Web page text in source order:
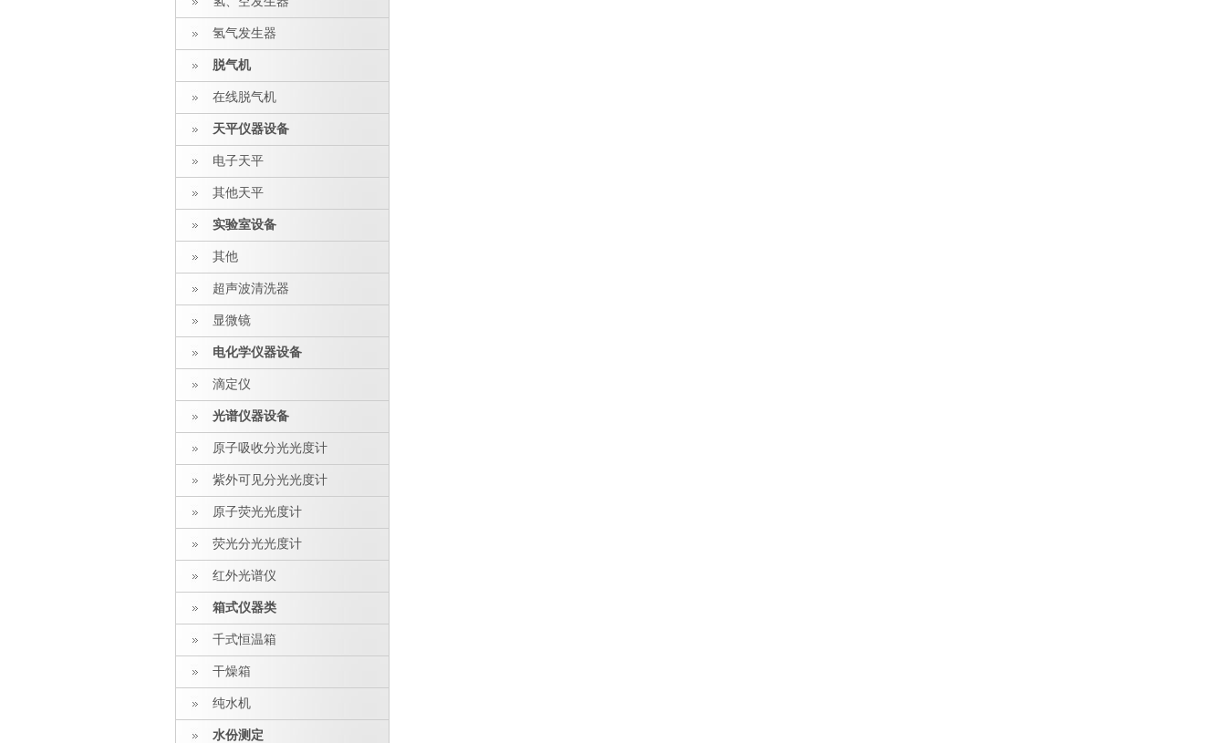
氢气发生器
脱气机
在线脱气机
天平仪器设备
电子天平
其他天平
实验室设备
其他
超声波清洗器
显微镜
电化学仪器设备
滴定仪
光谱仪器设备
原子吸收分光光度计
紫外可见分光光度计
原子荧光光度计
荧光分光光度计
红外光谱仪
箱式仪器类
千式恒温箱
干燥箱
纯水机
水份测定